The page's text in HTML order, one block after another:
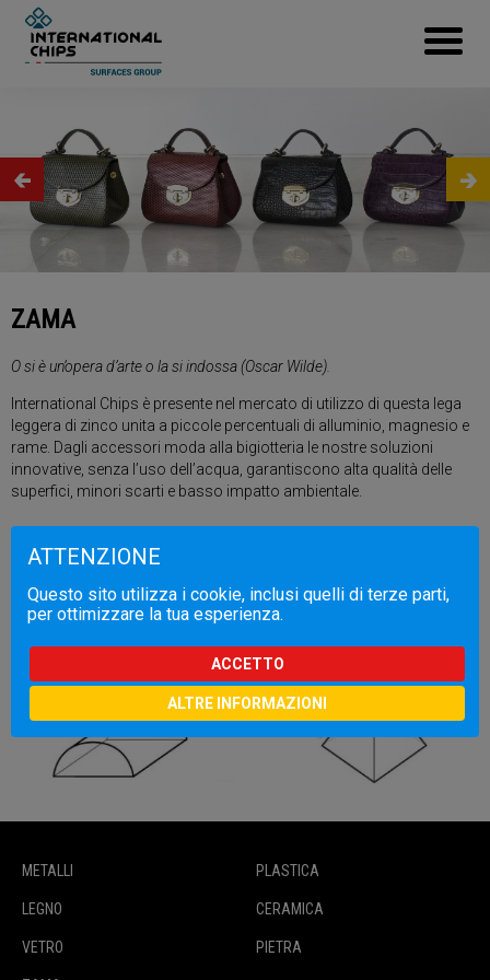
ZAMA
O si è un’opera d’arte o la si indossa (Oscar Wilde).
International Chips è presente nel mercato di utilizzo di questa lega
leggera di zinco unita a piccole percentuali di alluminio, magnesio e
rame. Dagli accessori moda alla bigiotteria le nostre soluzioni
innovative, senza l’uso dell’acqua, garantiscono alta qualità delle
superfici, minori scarti e basso impatto ambientale.
METALLI PLASTICA
LEGNO CERAMICA
VETRO PIETRA
ATTENZIONE
Questo sito utilizza i cookie, inclusi quelli di terze parti,
per ottimizzare la tua esperienza.
ACCETTO
ALTRE INFORMAZIONI